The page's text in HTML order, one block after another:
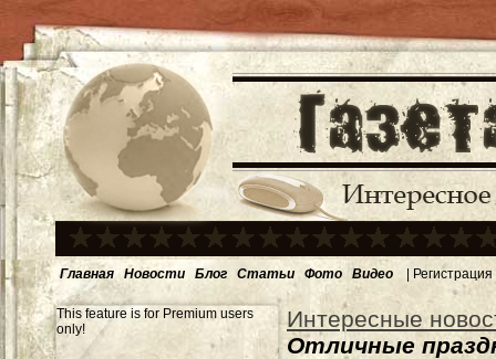
Главная Новости Блог Статьи Фото Видео | Регистрация
This feature is for Premium users
only!
Интересные
Отличные